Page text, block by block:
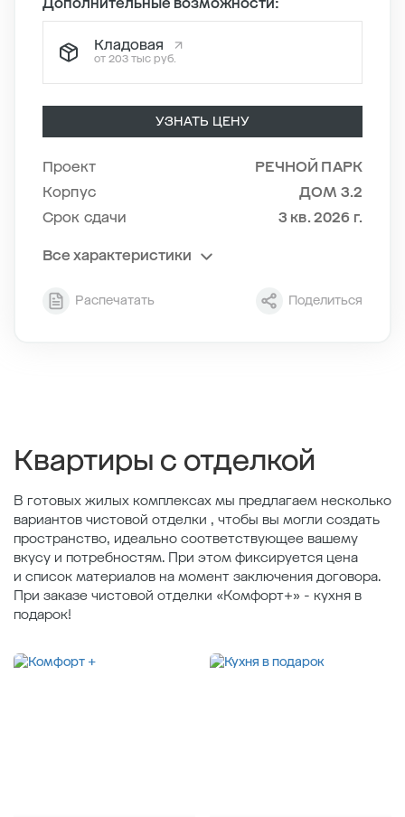
Кладовая
от 203 тыс руб.
УЗНАТЬ ЦЕНУ
Проект
РЕЧНОЙ ПАРК
Корпус
ДОМ 3.2
Срок сдачи
3 кв. 2026 г.
Все характеристики
Секция
1
Распечатать Поделиться
Квартиры с отделкой
В готовых жилых комплексах мы предлагаем несколько
вариантов чистовой отделки , чтобы вы могли создать
пространство, идеально соответствующее вашему
вкусу и потребностям. При этом фиксируется цена
и список материалов на момент заключения договора.
При заказе чистовой отделки «Комфорт+» - кухня в
подарок!